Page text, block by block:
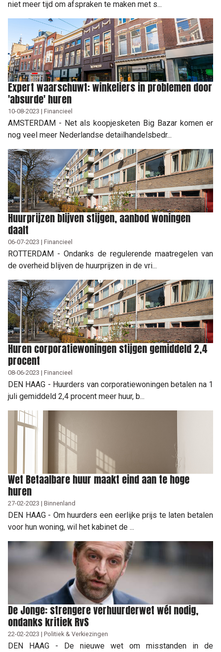
niet meer tijd om afspraken te maken met s...
Expert waarschuwt: winkeliers in problemen door
'absurde' huren
10-08-2023 | Financieel
AMSTERDAM - Net als koopjesketen Big Bazar komen er
nog veel meer Nederlandse detailhandelsbedr...
Huurprijzen blijven stijgen, aanbod woningen
daalt
06-07-2023 | Financieel
ROTTERDAM - Ondanks de regulerende maatregelen van
de overheid blijven de huurprijzen in de vri...
Huren corporatiewoningen stijgen gemiddeld 2,4
procent
08-06-2023 | Financieel
DEN HAAG - Huurders van corporatiewoningen betalen na 1
juli gemiddeld 2,4 procent meer huur, b...
Wet Betaalbare huur maakt eind aan te hoge
huren
27-02-2023 | Binnenland
DEN HAAG - Om huurders een eerlijke prijs te laten betalen
voor hun woning, wil het kabinet de ...
De Jonge: strengere verhuurderwet wél nodig,
ondanks kritiek RvS
22-02-2023 | Politiek & Verkiezingen
DEN HAAG - De nieuwe wet om misstanden in de